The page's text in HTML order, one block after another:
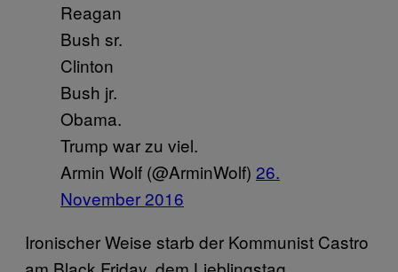
Reagan
Bush sr.
Clinton
Bush jr.
Obama.
Trump war zu viel.
Armin Wolf (@ArminWolf) 26.
November 2016
Ironischer Weise starb der Kommunist Castro